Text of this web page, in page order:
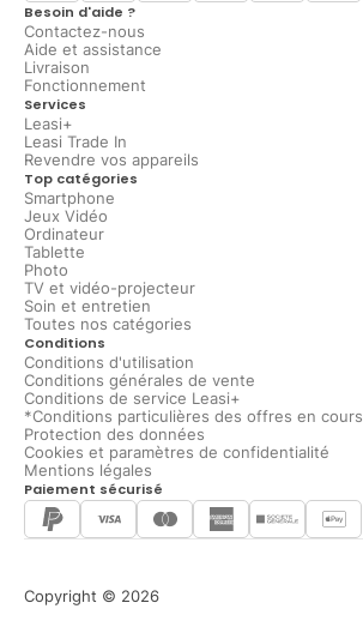
Besoin d'aide ?
Contactez-nous
Aide et assistance
Livraison
Fonctionnement
Services
Leasi+
Leasi Trade In
Revendre vos appareils
Top catégories
Smartphone
Jeux Vidéo
Ordinateur
Tablette
Photo
TV et vidéo-projecteur
Soin et entretien
Toutes nos catégories
Conditions
Conditions d'utilisation
Conditions générales de vente
Conditions de service Leasi+
*Conditions particulières des offres en cours
Protection des données
Cookies et paramètres de confidentialité
Mentions légales
Paiement sécurisé
Copyright © 2026